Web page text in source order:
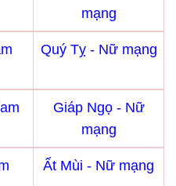
mạng
Quý Tỵ - Nữ mạng
Giáp Ngọ - Nữ
mạng
Ất Mùi - Nữ mạng